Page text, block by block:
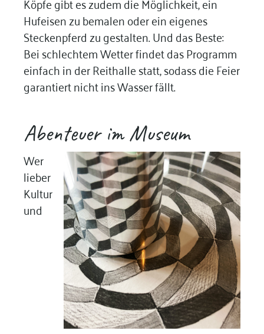
Hufeisen zu bemalen oder ein eigenes
Steckenpferd zu gestalten. Und das Beste:
Bei schlechtem Wetter findet das Programm
einfach in der Reithalle statt, sodass die Feier
garantiert nicht ins Wasser fällt.
Abenteuer im Museum
Wer
lieber
Kultur
und